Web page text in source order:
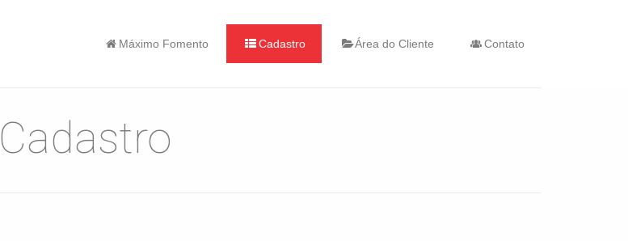
Máximo Fomento Cadastro Área do Cliente Contato
Cadastro